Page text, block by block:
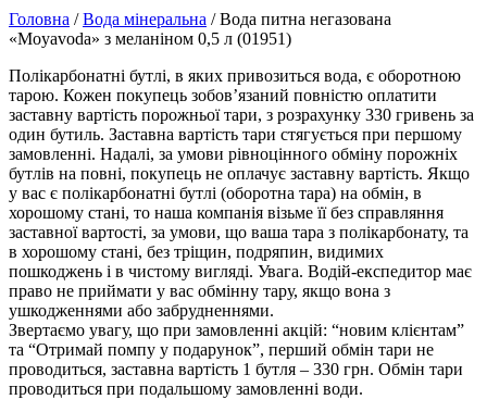
Головна /Вода мінеральна / Вода питна негазована
«Моyavoda» з меланіном 0,5 л (01951)
Полікарбонатні бутлі, в яких привозиться вода, є оборотною
тарою. Кожен покупець зобов’язаний повністю оплатити
заставну вартість порожньої тари, з розрахунку 330 гривень за
один бутиль. Заставна вартість тари стягується при першому
замовленні. Надалі, за умови рівноцінного обміну порожніх
бутлів на повні, покупець не оплачує заставну вартість. Якщо
у вас є полікарбонатні бутлі (оборотна тара) на обмін, в
хорошому стані, то наша компанія візьме її без справляння
заставної вартості, за умови, що ваша тара з полікарбонату, та
в хорошому стані, без тріщин, подряпин, видимих
пошкоджень і в чистому вигляді. Увага. Водій-експедитор має
право не приймати у вас обмінну тару, якщо вона з
ушкодженнями або забрудненнями.
Звертаємо увагу, що при замовленні акцій: “новим клієнтам”
та “Отримай помпу у подарунок”, перший обмін тари не
проводиться, заставна вартість 1 бутля – 330 грн. Обмін тари
проводиться при подальшому замовленні води.